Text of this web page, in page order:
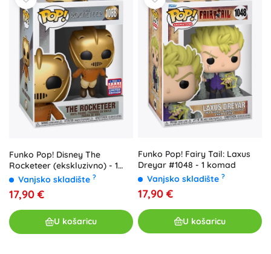
Funko Pop! Disney The
Rocketeer (ekskluzivno) - 1
komVanjsko skladište ?
17,90 €
U košaricu
Funko Pop! Fairy Tail: Laxus
Dreyar #1048 - 1 komad
Vanjsko skladište ?
17,90 €
U košaricu